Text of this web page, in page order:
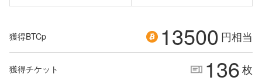
獲得BTCp 13500 円相当
獲得チケット 136枚